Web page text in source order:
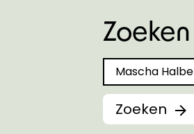
Zoeken naar
Zoeken